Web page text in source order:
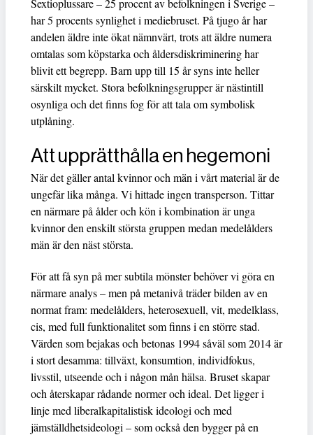
Sextioplussare – 25 procent av befolkningen i Sverige –
har 5 procents synlighet i mediebruset. På tjugo år har
andelen äldre inte ökat nämnvärt, trots att äldre numera
omtalas som köpstarka och åldersdiskriminering har
blivit ett begrepp. Barn upp till 15 år syns inte heller
särskilt mycket. Stora befolkningsgrupper är nästintill
osynliga och det finns fog för att tala om symbolisk
utplåning.
Att upprätthålla en hegemoni
När det gäller antal kvinnor och män i vårt material är de
ungefär lika många. Vi hittade ingen transperson. Tittar
en närmare på ålder och kön i kombination är unga
kvinnor den enskilt största gruppen medan medelålders
män är den näst största.
För att få syn på mer subtila mönster behöver vi göra en
närmare analys – men på metanivå träder bilden av en
normat fram: medelålders, heterosexuell, vit, medelklass,
cis, med full funktionalitet som finns i en större stad.
Värden som bejakas och betonas 1994 såväl som 2014 är
i stort desamma: tillväxt, konsumtion, individfokus,
livsstil, utseende och i någon mån hälsa. Bruset skapar
och återskapar rådande normer och ideal. Det ligger i
linje med liberalkapitalistisk ideologi och med
jämställdhetsideologi – som också den bygger på en